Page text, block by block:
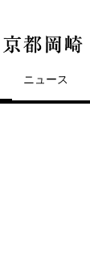
ニュース